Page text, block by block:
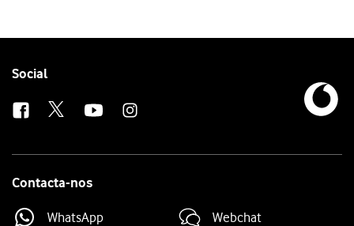
Follow
Social
Contacta-nos
WhatsApp Webchat